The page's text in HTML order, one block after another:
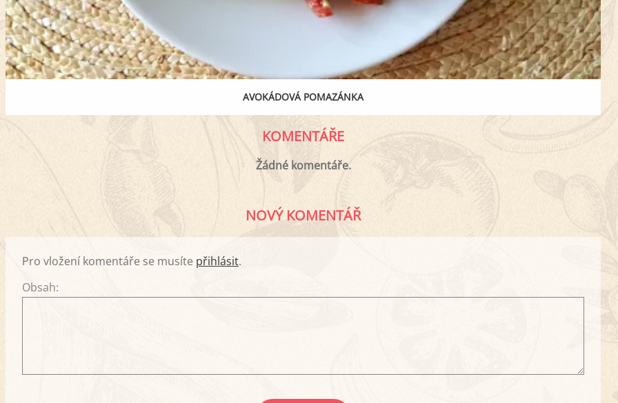
AVOKÁDOVÁ POMAZÁNKA
KOMENTÁŘE
Žádné komentáře.
NOVÝ KOMENTÁŘ
Pro vložení komentáře se musíte přihlásit.
Obsah: